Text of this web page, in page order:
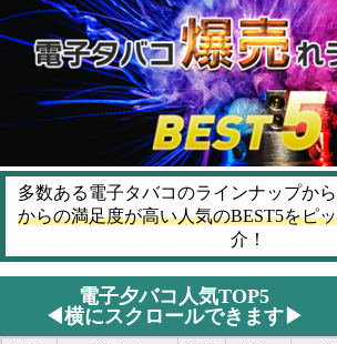
多数ある電子タバコのラインナップから
からの満足度が高い人気のBEST5をピ
介！
電子夕バコ人気TOP5
◀︎横にスクロールできます▶︎